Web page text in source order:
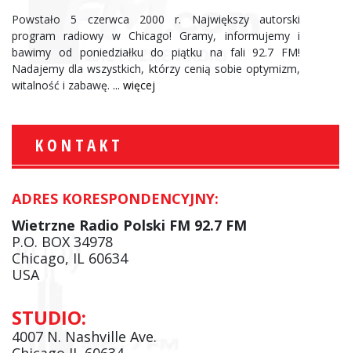
Powstało 5 czerwca 2000 r. Największy autorski
program radiowy w Chicago! Gramy, informujemy i
bawimy od poniedziałku do piątku na fali 92.7 FM!
Nadajemy dla wszystkich, którzy cenią sobie optymizm,
witalność i zabawę. ... więcej
KONTAKT
ADRES KORESPONDENCYJNY:
Wietrzne Radio Polski FM 92.7 FM
P.O. BOX 34978
Chicago, IL 60634
USA
STUDIO:
4007 N. Nashville Ave.